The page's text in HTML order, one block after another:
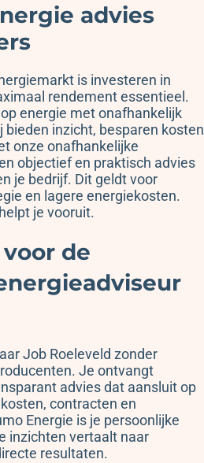
advies
is investeren in
rendement essentieel.
energie met onafhankelijk
inzicht, besparen kosten
onze onafhankelijke
objectief en praktisch advies
je bedrijf. Dit geldt voor
en lagere energiekosten.
je vooruit.
de
Job Roeleveld zonder
Je ontvangt
advies dat aansluit op
contracten en
Energie is je persoonlijke
inzichten vertaalt naar
resultaten.